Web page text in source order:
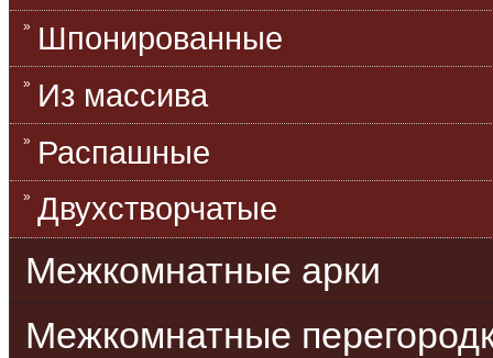
Шпонированные
Из массива
Распашные
Двухстворчатые
Межкомнатные арки
Межкомнатные